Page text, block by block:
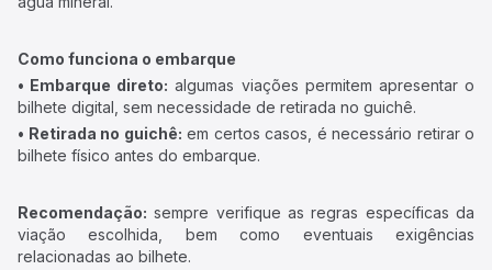
Como funciona o embarque
• Embarque direto: algumas viações permitem apresentar o
bilhete digital, sem necessidade de retirada no guichê.
• Retirada no guichê: em certos casos, é necessário retirar o
bilhete físico antes do embarque.
Recomendação: sempre verifique as regras específicas da
viação escolhida, bem como eventuais exigências
relacionadas ao bilhete.